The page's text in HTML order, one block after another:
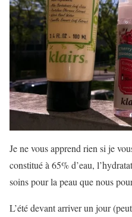
Je ne vous apprend rien si je
constitué à 65% d’eau,
soins pour la peau que nous
L’été devant arriver un jour